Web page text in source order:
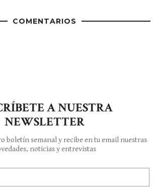
COMENTARIOS
A NUESTRA
NEWSLETTER
boletín semanal y recibe en tu email nuestras
noticias y entrevistas